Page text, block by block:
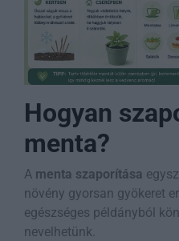
Hogyan
menta?
A menta szaporítása
növény gyorsan gyökeret
egészséges példányból
nevelhetünk.